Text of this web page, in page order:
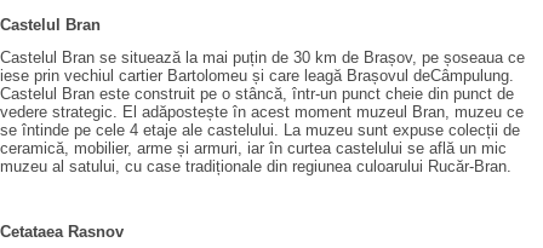
Castelul Bran
Castelul Bran se situează la mai puțin de 30 km de Brașov, pe șoseaua ce
iese prin vechiul cartier Bartolomeu și care leagă Brașovul deCâmpulung.
Castelul Bran este construit pe o stâncă, într-un punct cheie din punct de
vedere strategic. El adăpostește în acest moment muzeul Bran, muzeu ce
se întinde pe cele 4 etaje ale castelului. La muzeu sunt expuse colecții de
ceramică, mobilier, arme și armuri, iar în curtea castelului se află un mic
muzeu al satului, cu case tradiționale din regiunea culoarului Rucăr-Bran.
Cetataea Rasnov